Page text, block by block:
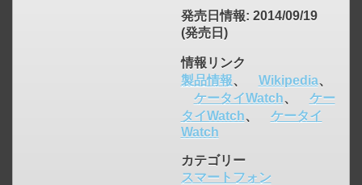
発売日情報: 2014/09/19
(発売日)
情報リンク
製品情報、 Wikipedia、
ケータイWatch、
ケー
タイWatch、
ケータイ
Watch
カテゴリー
スマートフォン
click to expand contents